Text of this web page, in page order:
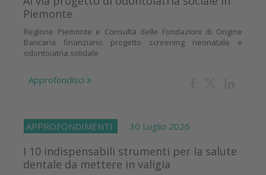
Piemonte
Regione Piemonte e Consulta delle Fondazioni di Origine
Bancaria finanziano progetto screening neonatale e
odontoiatria solidale
Approfondisci
APPROFONDIMENTI 30 Luglio 2026
I 10 indispensabili strumenti per la salute
dentale da mettere in valigia